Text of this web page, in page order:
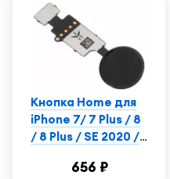
Кнопка Home для
iPhone 7/ 7 Plus / 8
/ 8 Plus / SE 2020 /
сенсорная (без
656 ₽